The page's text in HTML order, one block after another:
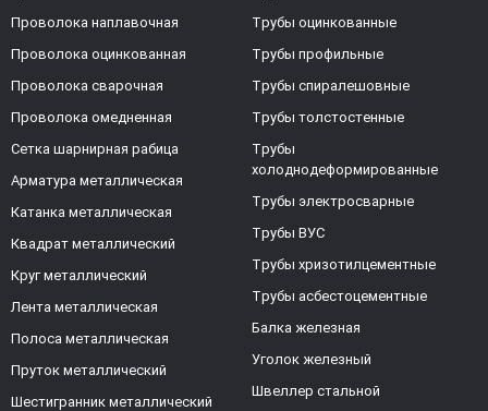
Проволока наплавочная
Проволока оцинкованная
Проволока сварочная
Проволока омедненная
Сетка шарнирная рабица
Арматура металлическая
Катанка металлическая
Квадрат металлический
Круг металлический
Лента металлическая
Полоса металлическая
Пруток металлический
Шестигранник металлический
Трубы оцинкованные
Трубы профильные
Трубы спиралешовные
Трубы толстостенные
Трубы
холоднодеформированные
Трубы электросварные
Трубы ВУС
Трубы хризотилцементные
Трубы асбестоцементные
Балка железная
Уголок железный
Швеллер стальной